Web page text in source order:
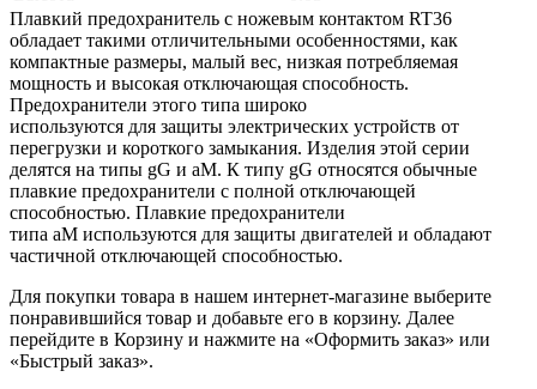
Плавкий предохранитель с ножевым контактом RT36
обладает такими отличительными особенностями, как
компактные размеры, малый вес, низкая потребляемая
мощность и высокая отключающая способность.
Предохранители этого типа широко
используются для защиты электрических устройств от
перегрузки и короткого замыкания. Изделия этой серии
делятся на типы gG и aM. К типу gG относятся обычные
плавкие предохранители с полной отключающей
способностью. Плавкие предохранители
типа aM используются для защиты двигателей и обладают
частичной отключающей способностью.
Для покупки товара в нашем интернет-магазине выберите
понравившийся товар и добавьте его в корзину. Далее
перейдите в Корзину и нажмите на «Оформить заказ» или
«Быстрый заказ».